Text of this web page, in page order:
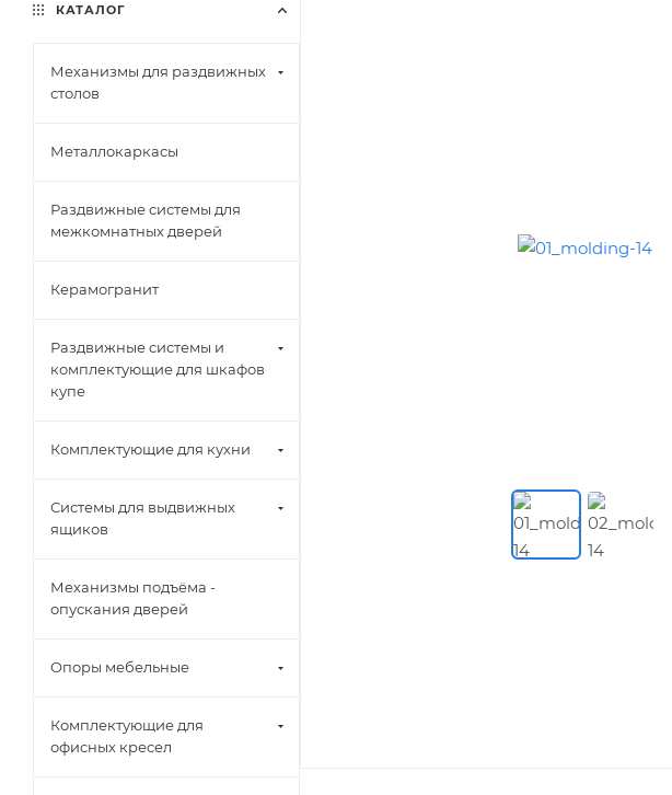
КАТАЛОГ
Механизмы для раздвижных
столов
Металлокаркасы
Раздвижные системы для
межкомнатных дверей
Керамогранит
Раздвижные системы и
комплектующие для шкафов
купе
Комплектующие для кухни
Системы для выдвижных
ящиков
Механизмы подъёма -
опускания дверей
Опоры мебельные
Комплектующие для
офисных кресел